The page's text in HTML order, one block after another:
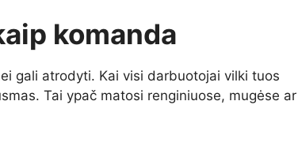
komanda
gali atrodyti. Kai visi darbuotojai vilki tuos
Tai ypač matosi renginiuose, mugėse ar